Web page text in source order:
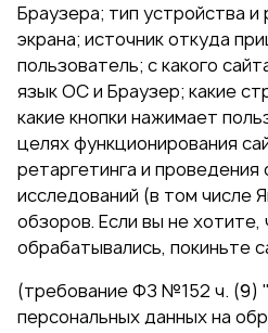
Браузера; тип устройства и
экрана; источник откуда
пользователь; с какого
язык ОС и Браузер; какие
какие кнопки нажимает
целях функционирования
ретаргетинга и проведения
исследований (в том числе
обзоров. Если вы не
обрабатывались, покиньте
(требование ФЗ №152 ч. (9)
персональных данных на